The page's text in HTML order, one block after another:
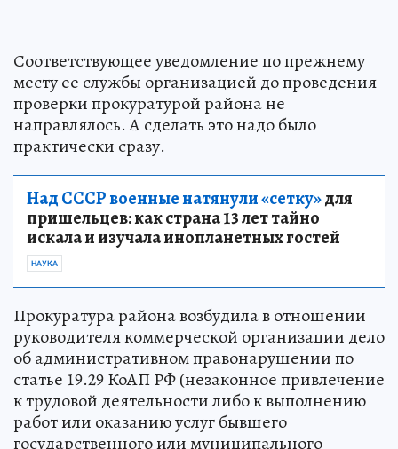
Соответствующее уведомление по прежнему
месту ее службы организацией до проведения
проверки прокуратурой района не
направлялось. А сделать это надо было
практически сразу.
Над СССР военные натянули «сетку»для
пришельцев: как страна 13 лет тайно
искала и изучала инопланетных гостей
НАУКА
Прокуратура района возбудила в отношении
руководителя коммерческой организации дело
об административном правонарушении по
статье 19.29 КоАП РФ (незаконное привлечение
к трудовой деятельности либо к выполнению
работ или оказанию услуг бывшего
государственного или муниципального